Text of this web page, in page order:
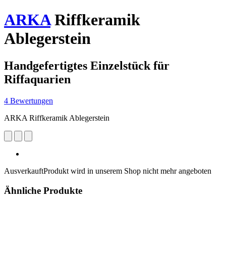
ARKARiffkeramik
Ablegerstein
Handgefertigtes Einzelstück für
Riffaquarien
4 Bewertungen
ARKA Riffkeramik Ablegerstein
AusverkauftProdukt wird in unserem Shop nicht mehr angeboten
Ähnliche Produkte